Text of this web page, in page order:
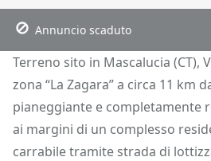
Descrizione
Dettagli
Annuncio scaduto
Terreno sito in Mascalucia (CT),
zona “La Zagara” a circa 11 km
pianeggiante e completamente
ai margini di un complesso
carrabile tramite strada di